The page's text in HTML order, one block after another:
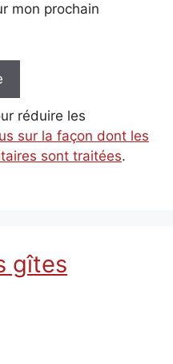
mon prochain
réduire les
sur la façon dont les
sont traitées.
gîtes